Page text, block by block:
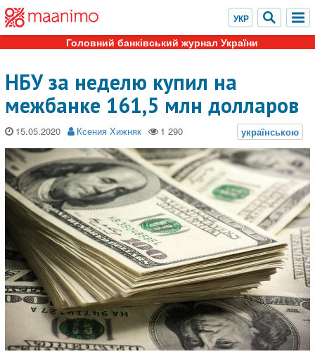
Головний банківський журнал України
НБУ за неделю купил на
межбанке 161,5 млн долларов
15.05.2020 Ксения Хижняк